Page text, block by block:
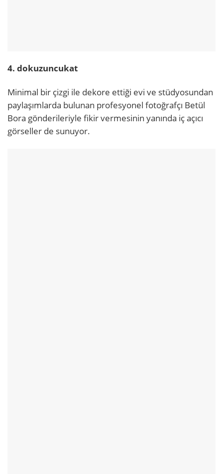
4. dokuzuncukat
Minimal bir çizgi ile dekore ettiği evi ve stüdyosundan
paylaşımlarda bulunan profesyonel fotoğrafçı Betül
Bora gönderileriyle fikir vermesinin yanında iç açıcı
görseller de sunuyor.